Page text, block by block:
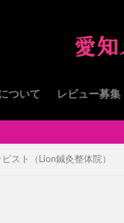
ついて レビュー募集
スト（Lion鍼灸整体院）